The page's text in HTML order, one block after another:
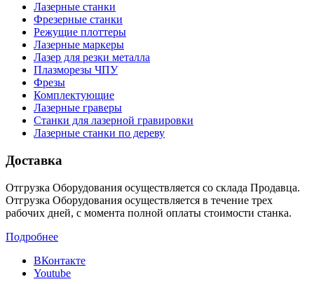
Лазерные станки
Фрезерные станки
Режущие плоттеры
Лазерные маркеры
Лазер для резки металла
Плазморезы ЧПУ
Фрезы
Комплектующие
Лазерные граверы
Станки для лазерной гравировки
Лазерные станки по дереву
Доставка
Отгрузка Оборудования осуществляется со склада Продавца.
Отгрузка Оборудования осуществляется в течение трех
рабочих дней, с момента полной оплаты стоимости станка.
Подробнее
ВКонтакте
Youtube